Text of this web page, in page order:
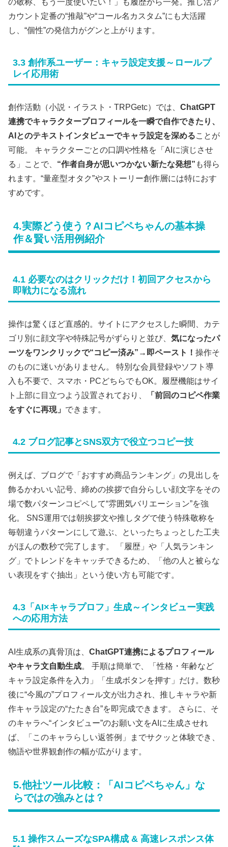
の敬称、もう一度使いたい！」も履歴から一発。推し活ア
カウント定番の“推敲”や“コール名カスタム”にも大活躍
し、“個性”の発信力がグンと上がります。
3.3 創作系ユーザー：キャラ設定支援～ロールプ
レイ応用術
創作活動（小説・イラスト・TRPGetc）では、 ChatGPT
連携でキャラクタープロフィールを一瞬で自作できたり、
AIとのテキストインタビューでキャラ設定を深めることが
可能。 キャラクターごとの口調や性格を「AIに演じさせ
る」ことで、 “作者自身が思いつかない新たな発想” も得ら
れます。“量産型オタク”やストーリー創作層には特におす
すめです。
4.実際どう使う？AIコピペちゃんの基本操
作＆賢い活用例紹介
4.1 必要なのはクリックだけ！初回アクセスから
即戦力になる流れ
操作は驚くほど直感的。サイトにアクセスした瞬間、カテ
ゴリ別に顔文字や特殊記号がずらりと並び、 気になったパ
ーツをワンクリックで“コピー済み”→即ペースト！ 操作そ
のものに迷いがありません。 特別な会員登録やソフト導
入も不要で、スマホ・PCどちらでもOK。履歴機能はサイ
ト上部に目立つよう設置されており、
「前回のコピペ作業
をすぐに再現」 できます。
4.2 ブログ記事とSNS双方で役立つコピー技
例えば、ブログで「おすすめ商品ランキング」の見出しを
飾るかわいい記号、締めの挨拶で自分らしい顔文字をその
場で数パターンコピペして“雰囲気バリエーション”を強
化。 SNS運用では朝挨拶文や推しタグで使う特殊敬称を
毎朝違うパターンにして遊ぶ、といったちょっとした工夫
がほんの数秒で完了します。 「履歴」や「人気ランキン
グ」でトレンドをキャッチできるため、「他の人と被らな
い表現をすぐ抽出」という使い方も可能です。
4.3「AI×キャラプロフ」生成～インタビュー実践
への応用方法
AI生成系の真骨頂は、 ChatGPT連携によるプロフィール
やキャラ文自動生成。 手順は簡単で、「性格・年齢など
キャラ設定条件を入力」「生成ボタンを押す」だけ。数秒
後に“今風の”プロフィール文が出力され、推しキャラや新
作キャラ設定の“たたき台”を即完成できます。 さらに、そ
のキャラへ“インタビュー”のお願い文をAIに生成させれ
ば、「このキャラらしい返答例」までサクッと体験でき、
物語や世界観創作の幅が広がります。
5.他社ツール比較：「AIコピペちゃん」な
らではの強みとは？
5.1 操作スムーズなSPA構成 & 高速レスポンス体